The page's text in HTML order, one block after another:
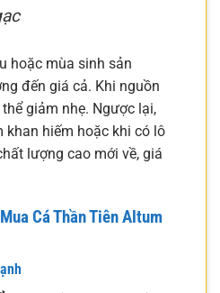
hoặc mùa sinh sản
đến giá cả. Khi nguồn
giảm nhẹ. Ngược lại,
khan hiếm hoặc khi có lô
lượng cao mới về, giá
Cá Thần Tiên Altum